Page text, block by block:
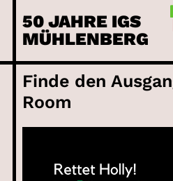
50 JAHRE IGS
MÜHLENBERG
Finde den
Room